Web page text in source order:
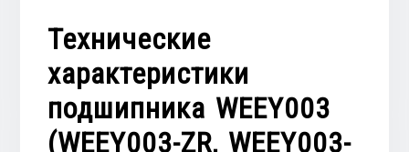
Технические
характеристики
подшипника WEEY003
(WEEY003-ZR, WEEY003-